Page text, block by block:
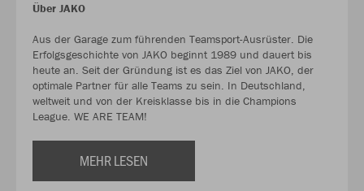
Über JAKO
Aus der Garage zum führenden Teamsport-Ausrüster. Die
Erfolgsgeschichte von JAKO beginnt 1989 und dauert bis
heute an. Seit der Gründung ist es das Ziel von JAKO, der
optimale Partner für alle Teams zu sein. In Deutschland,
weltweit und von der Kreisklasse bis in die Champions
League. WE ARE TEAM!
MEHR LESEN